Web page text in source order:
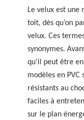
Le velux est une
toit, dès qu’on
velux. Ces
synonymes.
qu’il peut être
modèles en
résistants au
faciles à
sur le plan